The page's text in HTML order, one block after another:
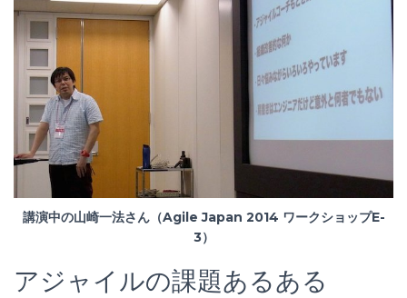
講演中の山崎一法さん（Agile Japan 2014 ワークショップE-
3）
アジャイルの課題あるある